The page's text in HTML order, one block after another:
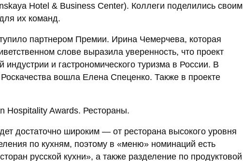
Hotel & Business Center). Коллеги поделились своим
их команд.
партнером Премии. Ирина Чемерчева, которая
слове выразила уверенность, что проект
и гастрономического туризма в России. В
вошла Елена Спеценко. Также в проекте
Hospitality Awards. Рестораны.
достаточно широким — от ресторана высокого уровня
по кухням, поэтому в «меню» номинаций есть
русской кухни», а также разделение по продуктовой